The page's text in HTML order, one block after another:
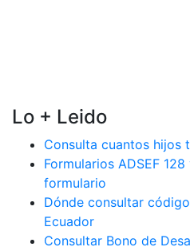
Lo + Leido
Consulta cuantos hijos
Formularios ADSEF
formulario
Dónde consultar
Ecuador
Consultar Bono de